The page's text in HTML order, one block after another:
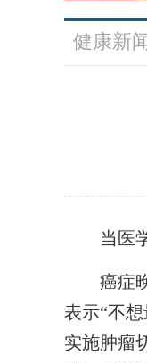
健康新
当医
癌症晚
表示“不
实施肿瘤